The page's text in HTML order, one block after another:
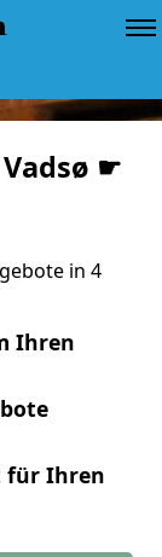
☛
in 4
Ihren
für Ihren